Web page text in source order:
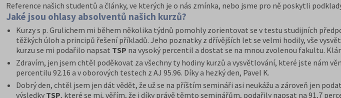
Reference našich studentů a články, ve kterých je o nás zmínka, nebo jsme pro ně poskytli
Jaké jsou ohlasy absolventů našich kurzů?
Kurzy s p. Grulichem mi během několika týdnů pomohly zorientovat se v testu studijních
těžkých úloh a principů řešení příkladů. Jeho poznatky z dřívějších let se velmi hodily, vše
kurzu se mi podařilo napsat TSP na vysoký percentil a dostat se na mnou zvolenou fakultu.
Zdravím, jen jsem chtěl poděkovat za všechny ty hodiny kurzů a vysvětlování, které jste nám
percentilu 92.16 a v oborových testech z AJ 95.96. Díky a hezký den, Pavel K.
Dobrý den, chtěl jsem jen dát vědět, že už se na příštím semináři asi neukážu a zároveň jen
výsledky TSP, které se mi, věřím, že i díky právě těmto seminářům, podařily napsat na 91,7